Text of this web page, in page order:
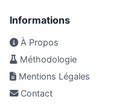
Informations
À Propos
Méthodologie
Mentions Légales
Contact